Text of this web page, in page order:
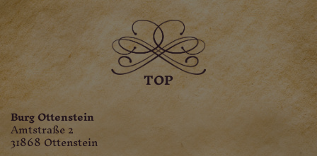
TOP
Burg Ottenstein
Amtstraße 2
31868 Ottenstein